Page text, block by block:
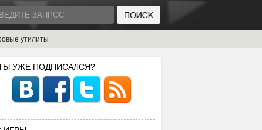
утилиты
УЖЕ ПОДПИСАЛСЯ?